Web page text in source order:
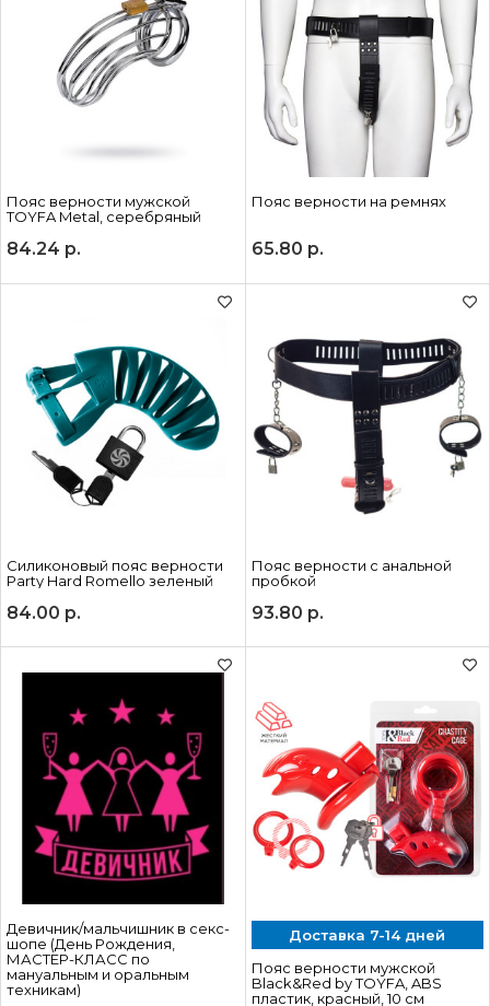
Пояс верности мужской
TOYFA Metal, серебряный
84.24 р.
Пояс верности на ремнях
65.80 р.
Силиконовый пояс верности
Party Hard Romello зеленый
84.00 р.
Пояс верности с анальной
пробкой
93.80 р.
Девичник/мальчишник в секс-
шопе (День Рождения,
МАСТЕР-КЛАСС по
мануальным и оральным
техникам)
Доставка 7-14 дней
Пояс верности мужской
Black&Red by TOYFA, ABS
пластик, красный, 10 см